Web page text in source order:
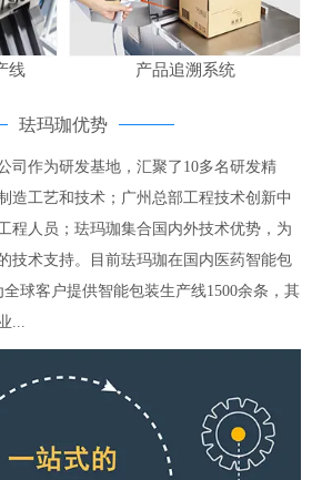
线 产品追溯系统
珐玛珈优势
作为研发基地，汇聚了10多名研发精
造工艺和技术；广州总部工程技术创新中
程人员；珐玛珈集合国内外技术优势，为
技术支持。目前珐玛珈在国内医药智能包
球客户提供智能包装生产线1500余条，其
...